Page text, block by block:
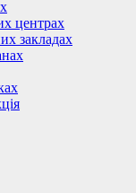
центрах
закладах